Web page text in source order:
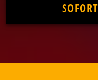
SOFORT